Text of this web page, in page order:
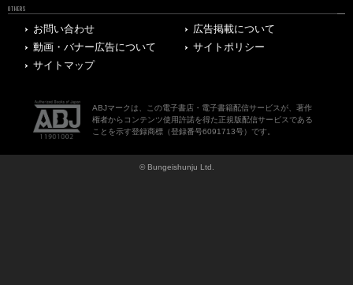
OTHERS
お問い合わせ
広告掲載について
動画・バナー広告について
サイトポリシー
サイトマップ
ABJマークは、この電子書店・電子書籍配信サービスが、著作
権者からコンテンツ使用許諾を得た正規版配信サービスである
ことを示す登録商標（登録番号6091713号）です。
© Bungeishunju Ltd.